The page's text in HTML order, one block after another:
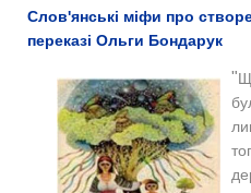
Слов'янські міфи про
переказі Ольги Бондарук
"